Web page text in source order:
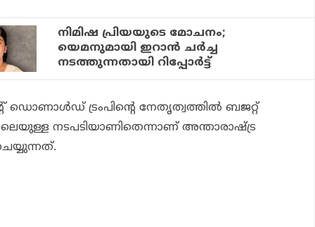
നിമിഷ പ്രിയയുടെ മോചനം;
യെമനുമായി ഇറാന്‍ ചര്‍ച്ച
നടത്തുന്നതായി റിപ്പോര്‍ട്ട്
ഡൊണാള്‍ഡ് ട്രംപിന്റെ നേതൃത്വത്തില്‍ ബജറ്റ്
നടപടിയാണിതെന്നാണ് അന്താരാഷ്ട്ര